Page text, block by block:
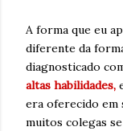
A forma que eu
diferente da
diagnosticado
altas habilidades,
era oferecido em
muitos colegas